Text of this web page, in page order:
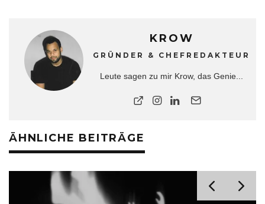
KROW
GRÜNDER & CHEFREDAKTEUR
Leute sagen zu mir Krow, das Genie...
ÄHNLICHE BEITRÄGE